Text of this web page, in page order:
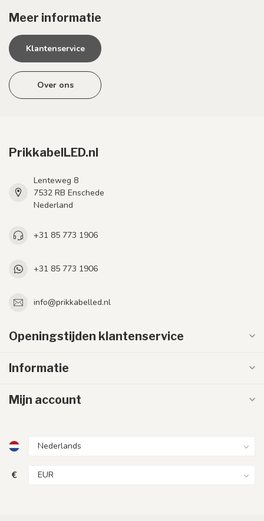
Meer informatie
Klantenservice
Over ons
PrikkabelLED.nl
Lenteweg 8
7532 RB Enschede
Nederland
+31 85 773 1906
+31 85 773 1906
info@prikkabelled.nl
Openingstijden klantenservice
Informatie
Mijn account
€